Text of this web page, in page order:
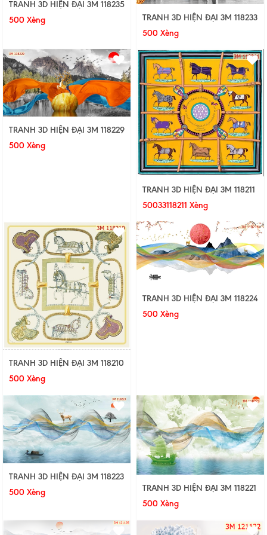
TRANH 3D HIỆN ĐẠI 3M 118235
500 Xèng
TRANH 3D HIỆN ĐẠI 3M 118233
500 Xèng
TRANH 3D HIỆN ĐẠI 3M 118229
500 Xèng
TRANH 3D HIỆN ĐẠI 3M 118211
50033118211 Xèng
TRANH 3D HIỆN ĐẠI 3M 118210
500 Xèng
TRANH 3D HIỆN ĐẠI 3M 118224
500 Xèng
TRANH 3D HIỆN ĐẠI 3M 118223
500 Xèng
TRANH 3D HIỆN ĐẠI 3M 118221
500 Xèng